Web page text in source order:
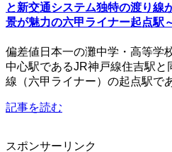
と新交通システム独特の渡り線
景が魅力の六甲ライナー起点駅
偏差値日本一の灘中学・高等学
中心駅であるJR神戸線住吉駅と
線（六甲ライナー）の起点駅で
記事を読む
スポンサーリンク